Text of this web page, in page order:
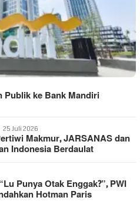
Publik ke Bank Mandiri
25 Juli 2026
Makmur, JARSANAS dan
Indonesia Berdaulat
Punya Otak Enggak?”, PWI
Hotman Paris